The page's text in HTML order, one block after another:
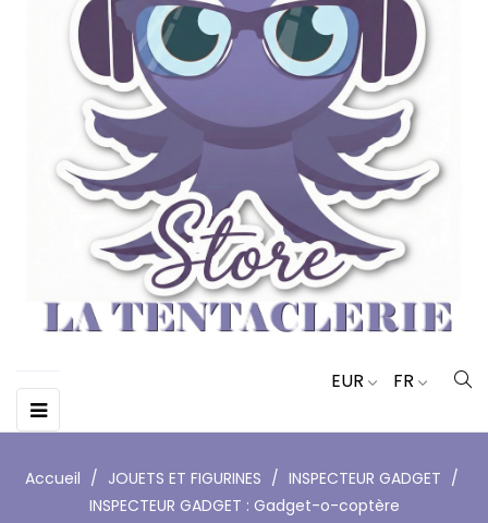
Basculer
la
☰
FR
EUR
Accueil JOUETS ET FIGURINES
INSPECTEUR GADGET
INSPECTEUR GADGET : Gadget-o-coptère